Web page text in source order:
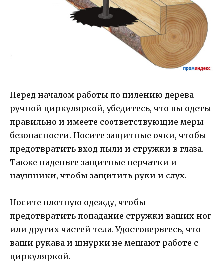
Перед началом работы по пилению дерева
ручной циркуляркой, убедитесь, что вы одеты
правильно и имеете соответствующие меры
безопасности. Носите защитные очки, чтобы
предотвратить вход пыли и стружки в глаза.
Также наденьте защитные перчатки и
наушники, чтобы защитить руки и слух.
Носите плотную одежду, чтобы
предотвратить попадание стружки ваших ног
или других частей тела. Удостоверьтесь, что
ваши рукава и шнурки не мешают работе с
циркуляркой.